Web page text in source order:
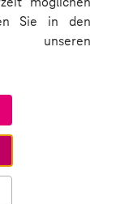
Sie in den
unseren